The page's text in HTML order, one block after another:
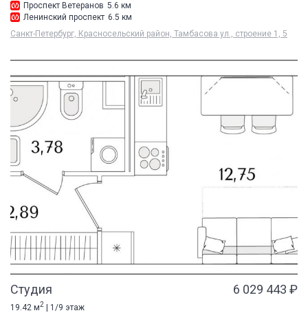
Проспект Ветеранов 5.6 км
Ленинский проспект 6.5 км
Санкт-Петербург, Красносельский район, Тамбасова ул., строение 1, 5
Студия 6 029 443 ₽
19.42 м2 | 1/9 этаж